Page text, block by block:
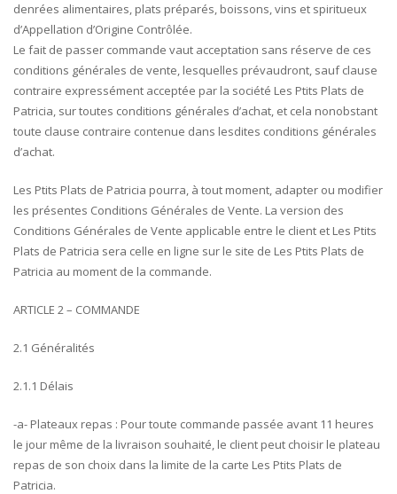
denrées alimentaires, plats préparés, boissons, vins et spiritueux
d’Appellation d’Origine Contrôlée.
Le fait de passer commande vaut acceptation sans réserve de ces
conditions générales de vente, lesquelles prévaudront, sauf clause
contraire expressément acceptée par la société Les Ptits Plats de
Patricia, sur toutes conditions générales d’achat, et cela nonobstant
toute clause contraire contenue dans lesdites conditions générales
d’achat.
Les Ptits Plats de Patricia pourra, à tout moment, adapter ou modifier
les présentes Conditions Générales de Vente. La version des
Conditions Générales de Vente applicable entre le client et Les Ptits
Plats de Patricia sera celle en ligne sur le site de Les Ptits Plats de
Patricia au moment de la commande.
ARTICLE 2 – COMMANDE
2.1 Généralités
2.1.1 Délais
-a- Plateaux repas : Pour toute commande passée avant 11 heures
le jour même de la livraison souhaité, le client peut choisir le plateau
repas de son choix dans la limite de la carte Les Ptits Plats de
Patricia.